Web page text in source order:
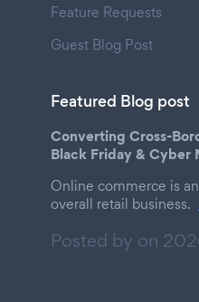
Feature Requests
Guest Blog Post
Featured Blog post
Converting Cross-
Black Friday & Cyber
Online commerce is
overall retail business.
Posted by on